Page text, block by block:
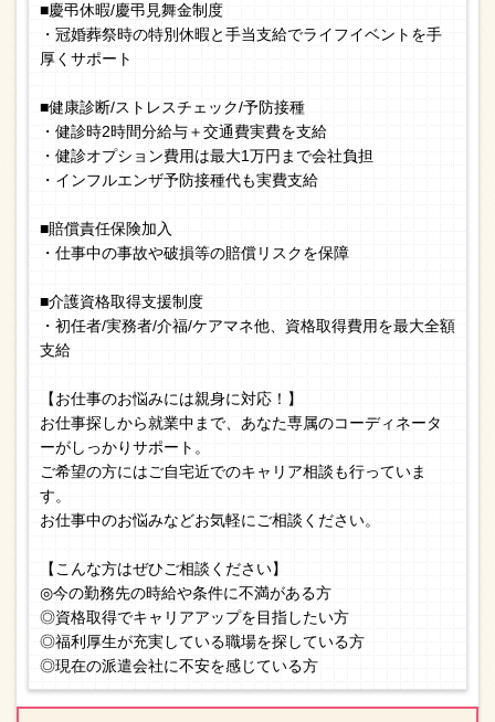
■慶弔休暇/慶弔見舞金制度
・冠婚葬祭時の特別休暇と手当支給でライフイベントを手
厚くサポート
■健康診断/ストレスチェック/予防接種
・健診時2時間分給与＋交通費実費を支給
・健診オプション費用は最大1万円まで会社負担
・インフルエンザ予防接種代も実費支給
■賠償責任保険加入
・仕事中の事故や破損等の賠償リスクを保障
■介護資格取得支援制度
・初任者/実務者/介福/ケアマネ他、資格取得費用を最大全額
支給
【お仕事のお悩みには親身に対応！】
お仕事探しから就業中まで、あなた専属のコーディネータ
ーがしっかりサポート。
ご希望の方にはご自宅近でのキャリア相談も行っていま
す。
お仕事中のお悩みなどお気軽にご相談ください。
【こんな方はぜひご相談ください】
◎今の勤務先の時給や条件に不満がある方
◎資格取得でキャリアアップを目指したい方
◎福利厚生が充実している職場を探している方
◎現在の派遣会社に不安を感じている方